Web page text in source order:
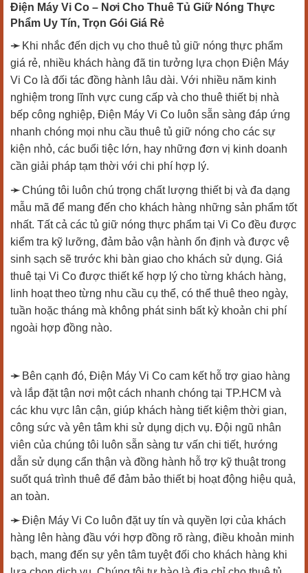
Điện Máy Vi Co – Nơi Cho Thuê Tủ Giữ Nóng Thực
Phẩm Uy Tín, Trọn Gói Giá Rẻ
➛Khi nhắc đến dịch vụ cho thuê tủ giữ nóng thực phẩm
giá rẻ, nhiều khách hàng đã tin tưởng lựa chọn Điện Máy
Vi Co là đối tác đồng hành lâu dài. Với nhiều năm kinh
nghiệm trong lĩnh vực cung cấp và cho thuê thiết bị nhà
bếp công nghiệp, Điện Máy Vi Co luôn sẵn sàng đáp ứng
nhanh chóng mọi nhu cầu thuê tủ giữ nóng cho các sự
kiện nhỏ, các buổi tiệc lớn, hay những đơn vị kinh doanh
cần giải pháp tạm thời với chi phí hợp lý.
➛Chúng tôi luôn chú trọng chất lượng thiết bị và đa dạng
mẫu mã để mang đến cho khách hàng những sản phẩm tốt
nhất. Tất cả các tủ giữ nóng thực phẩm tại Vi Co đều được
kiểm tra kỹ lưỡng, đảm bảo vận hành ổn định và được vệ
sinh sạch sẽ trước khi bàn giao cho khách sử dụng. Giá
thuê tại Vi Co được thiết kế hợp lý cho từng khách hàng,
linh hoạt theo từng nhu cầu cụ thể, có thể thuê theo ngày,
tuần hoặc tháng mà không phát sinh bất kỳ khoản chi phí
ngoài hợp đồng nào.
➛ Bên cạnh đó, Điện Máy Vi Co cam kết hỗ trợ giao hàng
và lắp đặt tận nơi một cách nhanh chóng tại TP.HCM và
các khu vực lân cận, giúp khách hàng tiết kiệm thời gian,
công sức và yên tâm khi sử dụng dịch vụ. Đội ngũ nhân
viên của chúng tôi luôn sẵn sàng tư vấn chi tiết, hướng
dẫn sử dụng cẩn thận và đồng hành hỗ trợ kỹ thuật trong
suốt quá trình thuê để đảm bảo thiết bị hoạt động hiệu quả,
an toàn.
➛Điện Máy Vi Co luôn đặt uy tín và quyền lợi của khách
hàng lên hàng đầu với hợp đồng rõ ràng, điều khoản minh
bạch, mang đến sự yên tâm tuyệt đối cho khách hàng khi